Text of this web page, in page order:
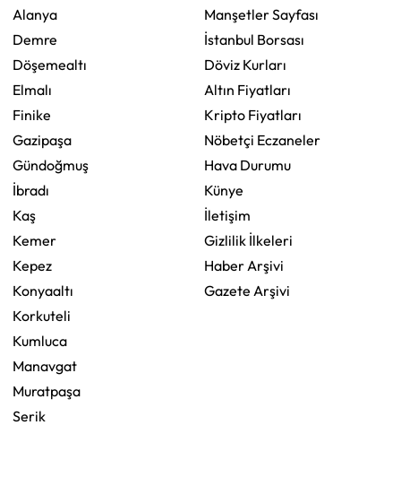
Alanya
Demre
Döşemealtı
Elmalı
Finike
Gazipaşa
Gündoğmuş
İbradı
Kaş
Kemer
Kepez
Konyaaltı
Korkuteli
Kumluca
Manavgat
Muratpaşa
Serik
Manşetler Sayfası
İstanbul Borsası
Döviz Kurları
Altın Fiyatları
Kripto Fiyatları
Nöbetçi Eczaneler
Hava Durumu
Künye
İletişim
Gizlilik İlkeleri
Haber Arşivi
Gazete Arşivi